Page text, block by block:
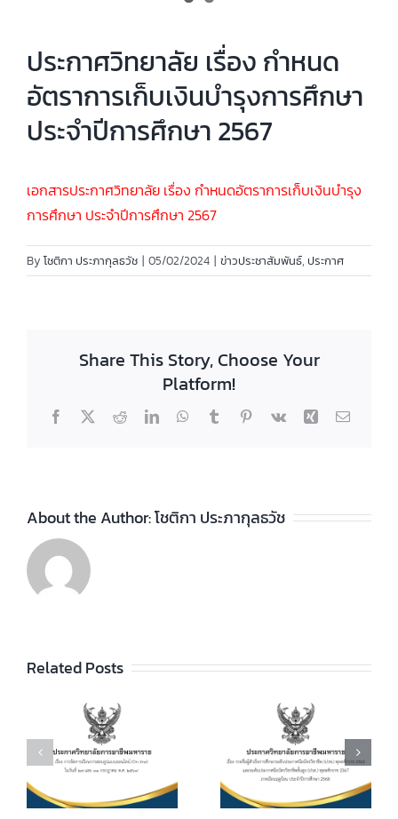
ประกาศวิทยาลัย เรื่อง กำหนด
อัตราการเก็บเงินบำรุงการศึกษา
ประจำปีการศึกษา 2567
เอกสารประกาศวิทยาลัย เรื่อง กำหนดอัตราการเก็บเงินบำรุง
การศึกษา ประจำปีการศึกษา 2567
By โชติกา ประภากุลธวัช | 05/02/2024 | ข่าวประชาสัมพันธ์, ประกาศ
Share This Story, Choose Your
Platform!
Facebook
X RedditLinkedInWhatsApp
TumblrPinterest
Vk Xing Email
About the Author:โชติกา ประภากุลธวัช
Related Postsศึกษาระดับ
ประกาศนียบัตร
วิชาชีพ (ปวช.)
พุทธศักราช
2562 และระดับ
ประกาศนียบัตร
ประกาศวิทยา
กำหนดการ และ
อัตราการจัดเก็บ
ค่าบำรุงการ
ศึกษา ค่า
หน่วยกิตรายวิชา